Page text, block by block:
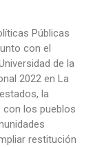
Públicas
con el
de la
2022 en La
la
con los pueblos
restitución